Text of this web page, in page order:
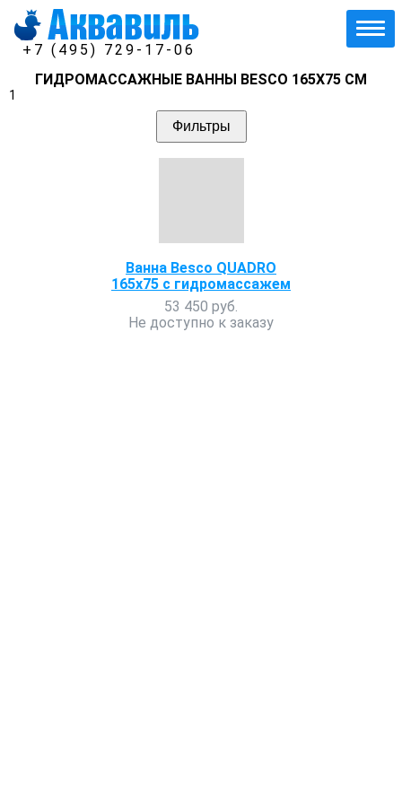
+7 (495) 729-17-06
ГИДРОМАССАЖНЫЕ ВАННЫ BESCO 165Х75 СМ
1
Фильтры
Ванна Besco QUADRO
165х75 с гидромассажем
53 450 руб.
Не доступно к заказу